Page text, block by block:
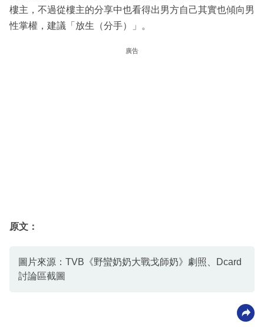
樓主，不過從樓主的分享中也看得出男方自己其實也傾向男
性掌權，建議「放生（分手）」。
廣告
原文：
圖片來源：TVB《野蠻奶奶大戰戈師奶》劇照、Dcard
討論區截圖